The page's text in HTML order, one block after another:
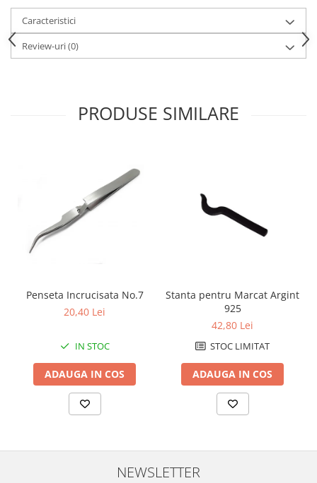
Caracteristici
Review-uri(0)
PRODUSE SIMILARE
Penseta Incrucisata No.7
20,40 Lei
IN STOC
ADAUGA IN COS
Stanta pentru Marcat Argint
925
42,80 Lei
STOC LIMITAT
ADAUGA IN COS
NEWSLETTER